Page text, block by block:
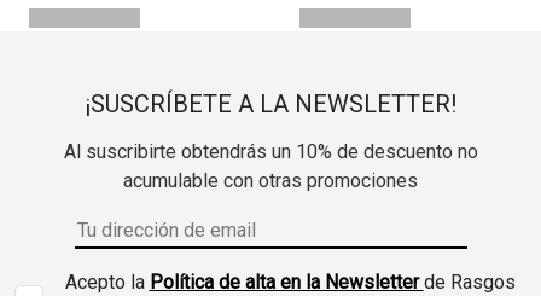
¡SUSCRÍBETE A LA NEWSLETTER!
Al suscribirte obtendrás un 10% de descuento no
acumulable con otras promociones
Acepto la Política de alta en la Newsletterde Rasgos